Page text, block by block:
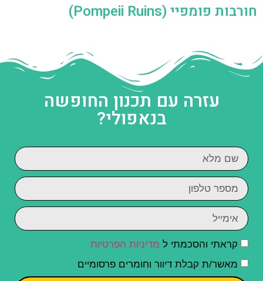
חורבות פומפיי (Pompeii Ruins)
עזרה עם תכנון החופשה
בנאפולי?
קראתי והסכמתי ל מדיניות הפרטיות
מאשר/ת קבלת דיוור וחומרים פרסומיים